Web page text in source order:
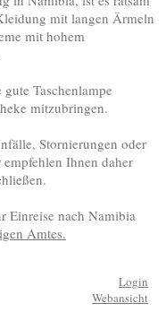
mit langen Ärmeln
mit hohem
Taschenlampe
mitzubringen.
Stornierungen oder
Ihnen daher
Einreise nach Namibia
Amtes.
Login
Webansicht